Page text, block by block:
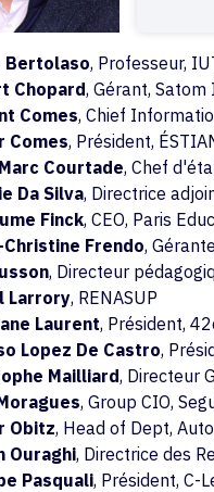
Bertolaso, Professeur,
Chopard, Gérant,
Comes, Chief
Comes, Président,
Courtade, Chef
Da Silva, Directrice
Finck, CEO, Paris
Frendo,
, Directeur
Larrory, RENASUP
Laurent, Président,
Lopez De Castro,
Mailliard, Directeur
, Group CIO,
Obitz, Head of Dept,
Ouraghi, Directrice des
Pasquali, Président, C-